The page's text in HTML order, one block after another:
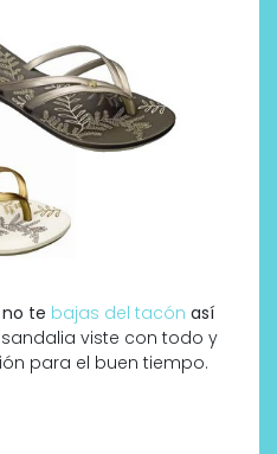
te bajas del tacón así
viste con todo y
para el buen tiempo.